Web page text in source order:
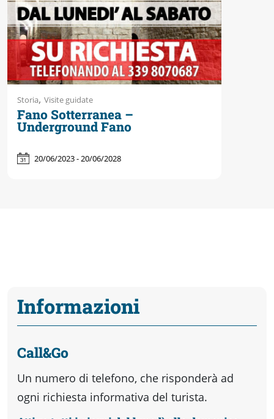
Storia, Visite guidate
Fano Sotterranea –
Underground Fano
20/06/2023 - 20/06/2028
Informazioni
Call&Go
Un numero di telefono, che risponderà ad
ogni richiesta informativa del turista.